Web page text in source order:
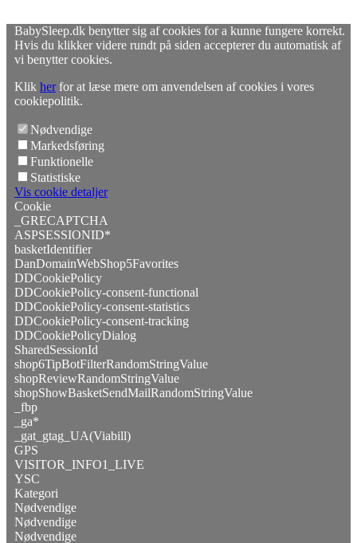
BabySleep.dk benytter sig af cookies for a kunne fungere korrekt.
Hvis du klikker videre rundt på siden accepterer du automatisk af
vi benytter cookies.
Klik her for at læse mere om anvendelsen af cookies i vores
cookiepolitik.
Nødvendige
Markedsføring
Funktionelle
Statistiske
Vis cookie detaljer
Cookie
_GRECAPTCHA
ASPSESSIONID*
basketIdentifier
DanDomainWebShop5Favorites
DDCookiePolicy
DDCookiePolicy-consent-functional
DDCookiePolicy-consent-statistics
DDCookiePolicy-consent-tracking
DDCookiePolicyDialog
SharedSessionId
shop6TipBotFilterRandomStringValue
shopReviewRandomStringValue
shopShowBasketSendMailRandomStringValue
_fbp
_ga*
_gat_gtag_UA(Viabill)
GPS
VISITOR_INFO1_LIVE
YSC
Kategori
Nødvendige
Nødvendige
Nødvendige